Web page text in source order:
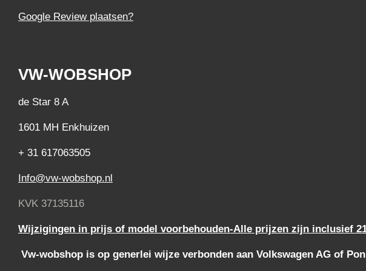
Google Review plaatsen?
VW-WOBSHOP
de Star 8 A
1601 MH Enkhuizen
+ 31 617063505
Info@vw-wobshop.nl
KVK 37135116
Wijzigingen in prijs of model voorbehouden-Alle prijzen zijn inclusief
Vw-wobshop is op generlei wijze verbonden aan Volkswagen AG of